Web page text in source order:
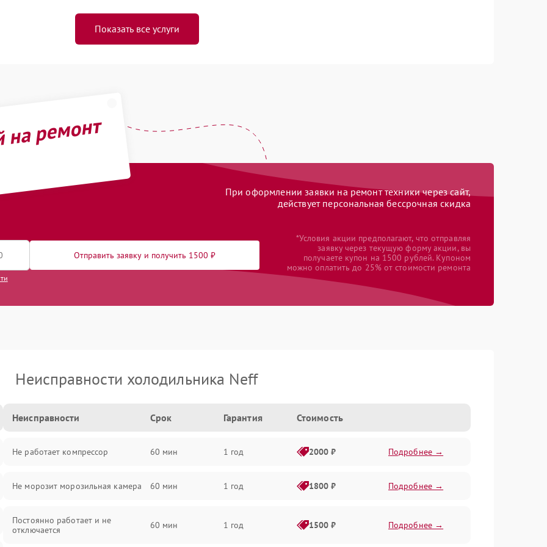
Показать все услуги
ремонт
При оформлении заявки на ремонт техники через сайт,
действует персональная бессрочная скидка
Отправить заявку и получить 1500 ₽
*Условия акции предполагают, что отправляя
заявку через текущую форму акции, вы
получаете купон на 1500 рублей. Купоном
можно оплатить до 25% от стоимости ремонта
Неисправности холодильника Neff
Неисправности Срок Гарантия Стоимость
Не работает компрессор 60 мин 1 год 2000 ₽ Подробнее →
Не морозит морозильная камера 60 мин 1 год 1800 ₽ Подробнее →
Постоянно работает и не
отключается
60 мин 1 год 1500 ₽ Подробнее →